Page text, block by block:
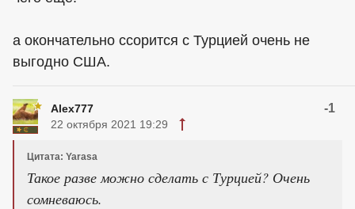
а окончательно ссорится с Турцией очень не
выгодно США.
Alex777 -1
22 октября 2021 19:29
Цитата: Yarasa
Такое разве можно сделать с Турцией? Очень
сомневаюсь.